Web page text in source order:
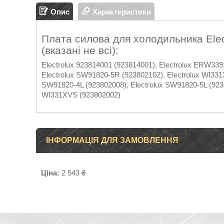
Опис Характеристики
Плата силова для холодильника
(вказані не всі):
Electrolux 923814001 (923814001), Electrolux
Electrolux SW91820-5R (923802102), Electrolux
SW91820-4L (923802008), Electrolux SW91820-5L
WI331XVS (923802002)
ІНФОРМАЦІЯ ДЛЯ ЗАМОВЛЕННЯ
Ціна: 2 543 ₴